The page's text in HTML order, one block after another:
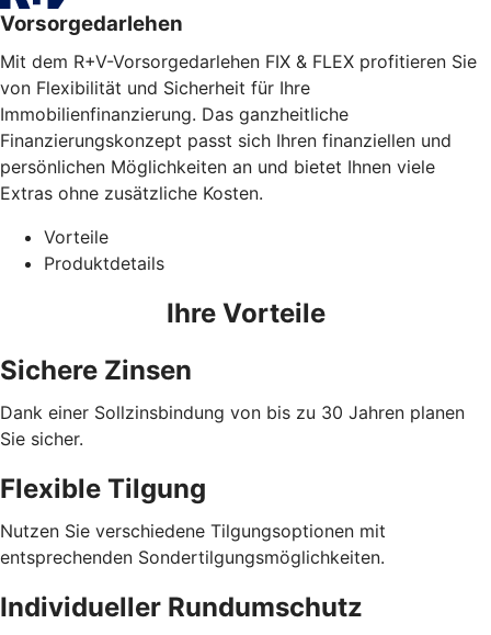
Vorsorgedarlehen
Mit dem R+V-Vorsorgedarlehen FIX & FLEX profitieren Sie
von Flexibilität und Sicherheit für Ihre
Immobilienfinanzierung. Das ganzheitliche
Finanzierungskonzept passt sich Ihren finanziellen und
persönlichen Möglichkeiten an und bietet Ihnen viele
Extras ohne zusätzliche Kosten.
Vorteile
Produktdetails
Ihre Vorteile
Sichere Zinsen
Dank einer Sollzinsbindung von bis zu 30 Jahren planen
Sie sicher.
Flexible Tilgung
Nutzen Sie verschiedene Tilgungsoptionen mit
entsprechenden Sondertilgungsmöglichkeiten.
Individueller Rundumschutz